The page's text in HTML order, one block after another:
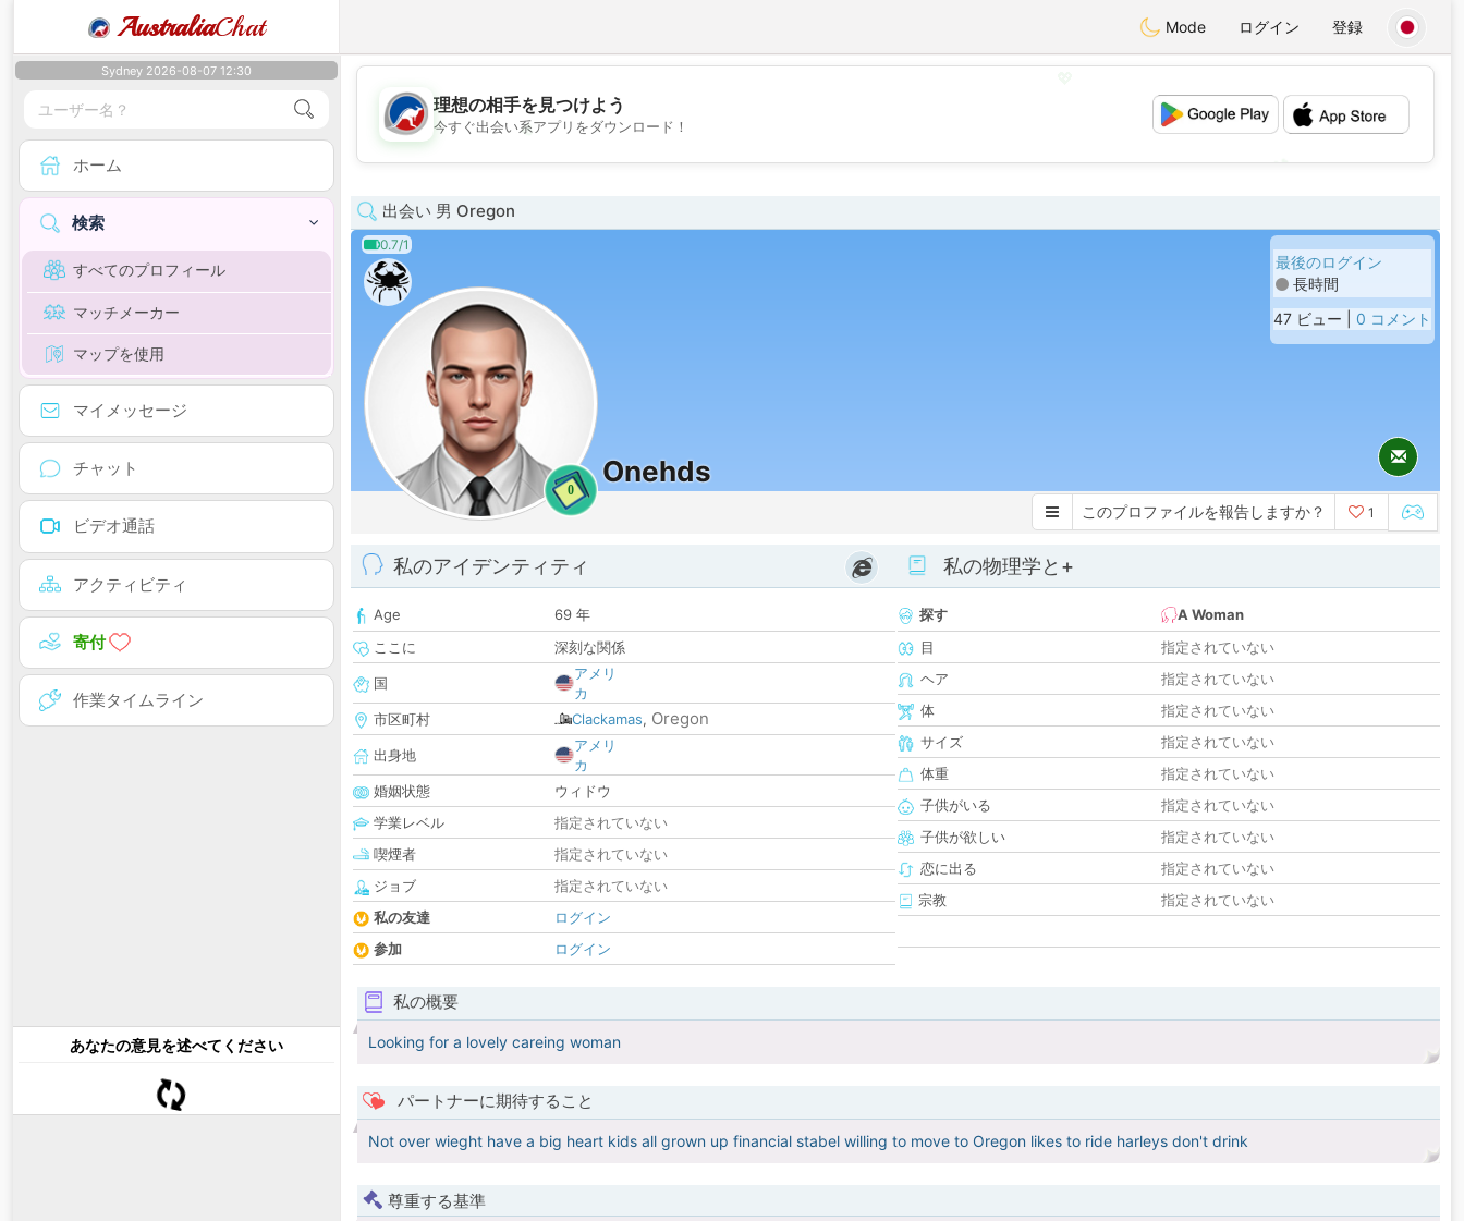
AustraliaChat Mode ログイン 登録
Sydney 2026-08-07 12:30
ホーム
検索
すべてのプロフィール
マッチメーカー
マップを使用
マイメッセージ
チャット
ビデオ通話
アクティビティ
寄付
作業タイムライン
あなたの意見を述べてください
💖
理想の相手を見つけよう
今すぐ出会い系アプリをダウンロード！
出会い 男 Oregon
0.7/1
0
Onehds
最後のログイン
長時間
47 ビュー | 0 コメント
このプロファイルを報告しますか？ 1
私のアイデンティティ
Age
69 年
ここに
深刻な関係
国
アメリ
カ
市区町村
Clackamas, Oregon
出身地
アメリ
カ
婚姻状態
ウィドウ
学業レベル
指定されていない
喫煙者
指定されていない
ジョブ
指定されていない
私の友達
ログイン
参加
ログイン
私の物理学と+
探す
A Woman
目
指定されていない
ヘア
指定されていない
体
指定されていない
サイズ
指定されていない
体重
指定されていない
子供がいる
指定されていない
子供が欲しい
指定されていない
恋に出る
指定されていない
宗教
指定されていない
私の概要
Looking for a lovely careing woman
パートナーに期待すること
Not over wieght have a big heart kids all grown up financial stabel willing to move to Oregon likes to ride harleys don't drink
尊重する基準